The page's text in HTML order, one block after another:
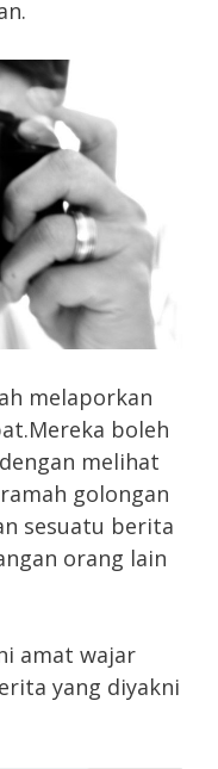
melaporkan
boleh
melihat
golongan
sesuatu berita
orang lain
amat wajar
yang diyakni